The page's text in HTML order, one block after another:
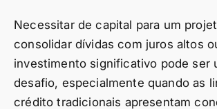
Necessitar de capital para um
consolidar dívidas com juros altos
investimento significativo pode ser
desafio, especialmente quando as
crédito tradicionais apresentam